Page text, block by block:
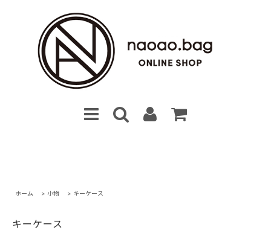
ホーム > 小物 > キーケース
キーケース